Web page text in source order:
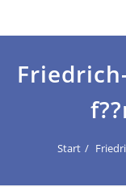
Start